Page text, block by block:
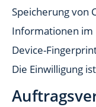
Speicherung von
Informationen im
Device-
Die Einwilligung